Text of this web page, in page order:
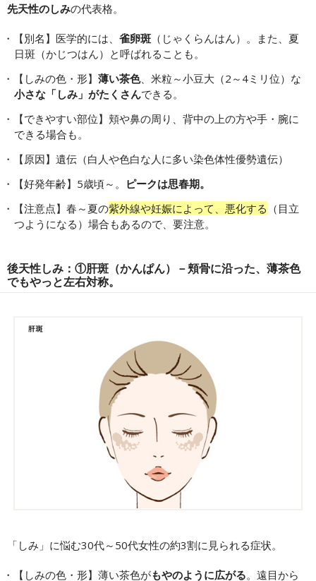
先天性のしみの代表格。
【別名】医学的には、 雀卵斑 （じゃくらんはん）。また、夏
日斑（かじつはん）と呼ばれることも。
【しみの色・形】 薄い茶色、米粒～小豆大（2～4ミリ位）な
小さな「しみ」がたくさんできる。
【できやすい部位】頬や鼻の周り、背中の上の方や手・腕に
できる場合も。
【原因】遺伝（白人や色白な人に多い染色体性優勢遺伝）
【好発年齢】5歳頃～。 ピークは思春期。
【注意点】春～夏の紫外線や妊娠によって、悪化する （目立
つようになる）場合もあるので、要注意。
後天性しみ：①肝斑（かんぱん）－頬骨に沿った、薄茶色
でもやっと左右対称。
「しみ」に悩む30代～50代女性の約3割に見られる症状。
【しみの色・形】薄い茶色がもやのように広がる。遠目から